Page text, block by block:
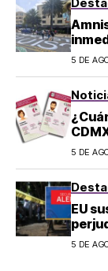
en
5 DE
2026
5 DE
EU
5 DE